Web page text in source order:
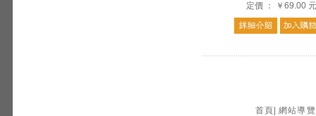
定價 ： ￥69.00 元
首頁 網站導覽